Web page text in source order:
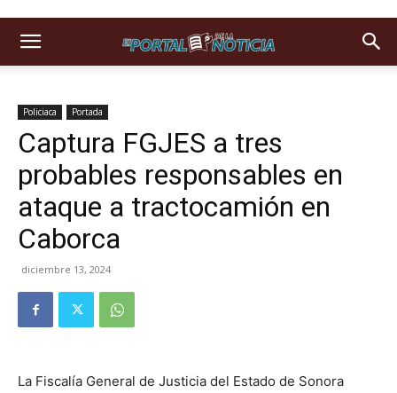
Policiaca Portada
Captura FGJES a tres
probables responsables en
ataque a tractocamión en
Caborca
diciembre 13, 2024
La Fiscalía General de Justicia del Estado de Sonora